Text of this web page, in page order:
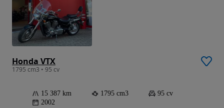
Honda VTX
1795 cm3 • 95 cv
15 387 km 1795 cm3
95 cv
2002